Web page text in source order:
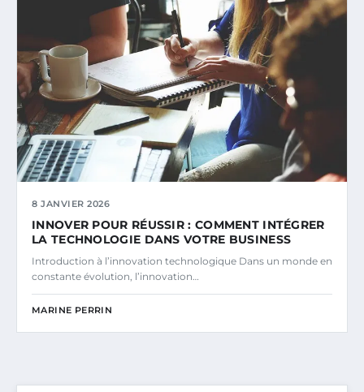
8 JANVIER 2026
INNOVER POUR RÉUSSIR : COMMENT INTÉGRER
LA TECHNOLOGIE DANS VOTRE BUSINESS
Introduction à l’innovation technologique Dans un monde en
constante évolution, l’innovation…
MARINE PERRIN